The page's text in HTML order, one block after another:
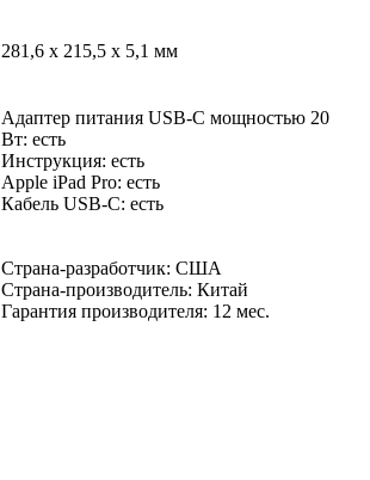
281,6 x 215,5 x 5,1 мм
Адаптер питания USB-C мощностью 20
Вт: есть
Инструкция: есть
Apple iPad Pro: есть
Кабель USB-C: есть
Страна-разработчик: США
Страна-производитель: Китай
Гарантия производителя: 12 мес.